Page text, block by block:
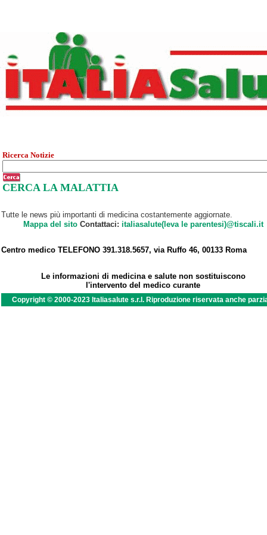
Ricerca Notizie
CERCA LA MALATTIA
Tutte le news più importanti di medicina costantemente aggiornate.
Mappa del sitoContattaci: italiasalute(leva le parentesi)@tiscali.it
Centro medico TELEFONO 391.318.5657, via Ruffo 46, 00133 Roma
Le informazioni di medicina e salute non sostituiscono
l'intervento del medico curante
Copyright © 2000-2023 Italiasalute s.r.l. Riproduzione riservata anche